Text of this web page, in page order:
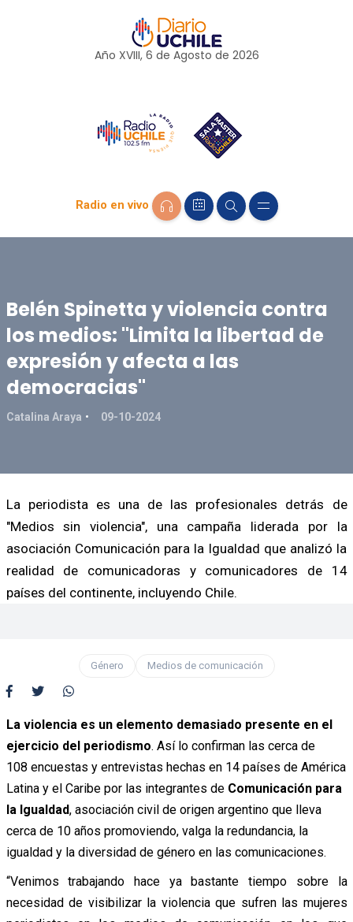
Año XVIII, 6 de Agosto de 2026
Radio en vivo
Belén Spinetta y violencia contra
los medios: "Limita la libertad de
expresión y afecta a las
democracias"
Catalina Araya 09-10-2024
La periodista es una de las profesionales detrás de
"Medios sin violencia", una campaña liderada por la
asociación Comunicación para la Igualdad que analizó la
realidad de comunicadoras y comunicadores de 14
países del continente, incluyendo Chile.
Género Medios de comunicación
La violencia es un elemento demasiado presente en el
ejercicio del periodismo. Así lo confirman las cerca de
108 encuestas y entrevistas hechas en 14 países de América
Latina y el Caribe por las integrantes de Comunicación para
la Igualdad, asociación civil de origen argentino que lleva
cerca de 10 años promoviendo, valga la redundancia, la
igualdad y la diversidad de género en las comunicaciones.
“Venimos trabajando hace ya bastante tiempo sobre la
necesidad de visibilizar la violencia que sufren las mujeres